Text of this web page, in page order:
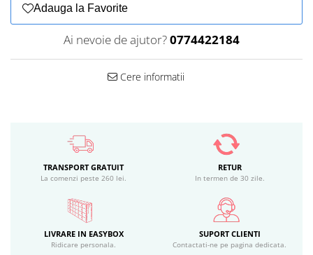
Adauga la Favorite
Ai nevoie de ajutor?0774422184
Cere informatii
TRANSPORT GRATUIT
La comenzi peste 260 lei.
RETUR
In termen de 30 zile.
LIVRARE IN EASYBOX
Ridicare personala.
SUPORT CLIENTI
Contactati-ne pe pagina dedicata.